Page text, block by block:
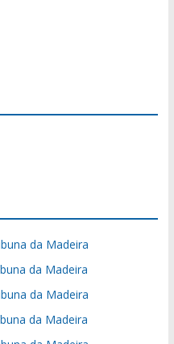
da Madeira
da Madeira
da Madeira
da Madeira